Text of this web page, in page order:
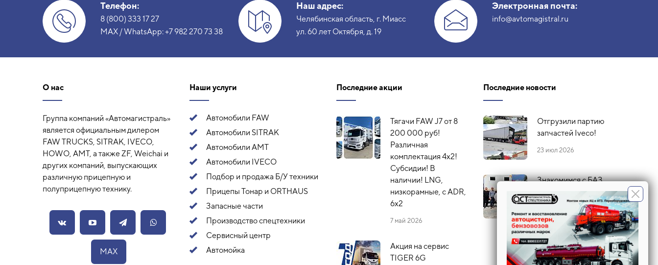
Телефон:
8 (800) 333 17 27
MAX / WhatsApp:+7 982 270 73 38
Наш адрес:
Челябинская область, г. Миасс
ул. 60 лет Октября, д. 19
Электронная почта:
info@avtomagistral.ru
О нас
Группа компаний «Автомагистраль»
является официальным дилером
FAW TRUCKS, SITRAK, IVECO,
HOWO, AMT, а также ZF, Weichai и
других компаний, выпускающих
различную прицепную и
полуприцепную технику.
MAX
Наши услуги
Автомобили FAW
Автомобили SITRAK
Автомобили АМТ
Автомобили IVECO
Подбор и продажа Б/У техники
Прицепы Тонар и ORTHAUS
Запасные части
Производство спецтехники
Сервисный центр
Автомойка
Последние акции
Тягачи FAW J7 от 8
200 000 руб!
Различная
комплектация 4х2!
Субсидии! В
наличии! LNG,
низкорамные, с ADR,
6x2
7 май 2026
Акция на сервис
TIGER 6G
Последние новости
Отгрузили партию
запчастей Iveco!
23 июл 2026
Знакомимся с БАЗ
16 июл 2026